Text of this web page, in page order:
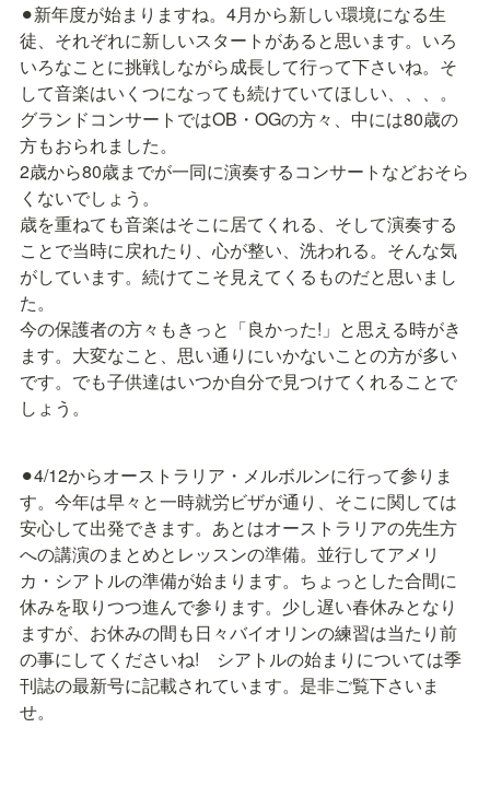
⚫︎新年度が始まりますね。4月から新しい環境になる生
徒、それぞれに新しいスタートがあると思います。いろ
いろなことに挑戦しながら成長して行って下さいね。そ
して音楽はいくつになっても続けていてほしい、、、。
グランドコンサートではOB・OGの方々、中には80歳の
方もおられました。
2歳から80歳までが一同に演奏するコンサートなどおそら
くないでしょう。
歳を重ねても音楽はそこに居てくれる、そして演奏する
ことで当時に戻れたり、心が整い、洗われる。そんな気
がしています。続けてこそ見えてくるものだと思いまし
た。
今の保護者の方々もきっと「良かった!」と思える時がき
ます。大変なこと、思い通りにいかないことの方が多い
です。でも子供達はいつか自分で見つけてくれることで
しょう。
⚫︎4/12からオーストラリア・メルボルンに行って参りま
す。今年は早々と一時就労ビザが通り、そこに関しては
安心して出発できます。あとはオーストラリアの先生方
への講演のまとめとレッスンの準備。並行してアメリ
カ・シアトルの準備が始まります。ちょっとした合間に
休みを取りつつ進んで参ります。少し遅い春休みとなり
ますが、お休みの間も日々バイオリンの練習は当たり前
の事にしてくださいね!　シアトルの始まりについては季
刊誌の最新号に記載されています。是非ご覧下さいま
せ。